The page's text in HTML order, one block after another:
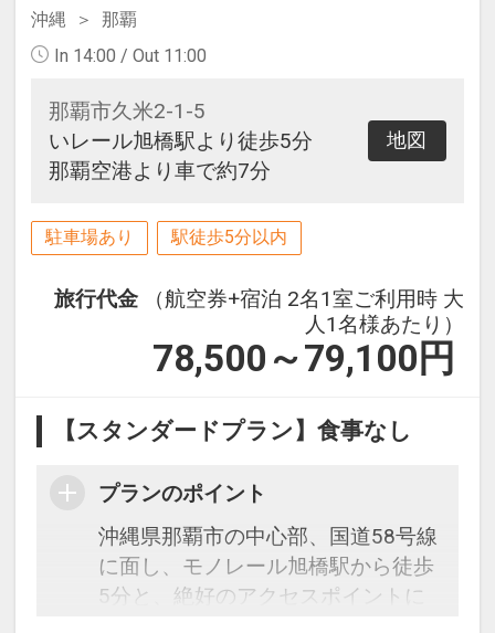
沖縄
那覇
In 14:00 / Out 11:00
那覇市久米2-1-5
いレール旭橋駅より徒歩5分
那覇空港より車で約7分
地図
駐車場あり 駅徒歩5分以内
旅行代金
（航空券+宿泊 2名1室ご利用時 大
人1名様あたり）
78,500～79,100 円
【スタンダードプラン】食事なし
プランのポイント
沖縄県那覇市の中心部、国道58号線
に面し、モノレール旭橋駅から徒歩
5分と、絶好のアクセスポイントに